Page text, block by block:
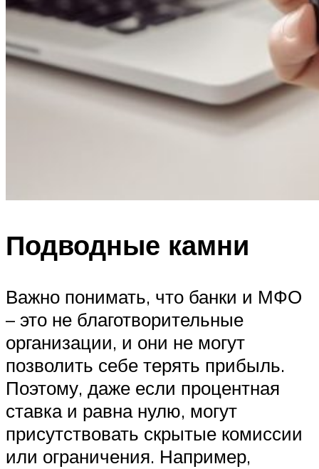
Подводные камни
Важно понимать, что банки и МФО
– это не благотворительные
организации, и они не могут
позволить себе терять прибыль.
Поэтому, даже если процентная
ставка и равна нулю, могут
присутствовать скрытые комиссии
или ограничения. Например,